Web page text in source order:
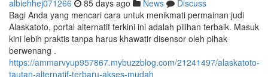
albiehhej071266 85 days ago News
Discuss
Bagi Anda yang mencari cara untuk menikmati permainan judi
Alaskatoto, portal alternatif terkini ini adalah pilihan terbaik. Masuk
kini lebih praktis tanpa harus khawatir disensor oleh pihak
berwenang .
https://ammarvyup957867.mybuzzblog.com/21241497/alaskatoto-
tautan-alternatif-terbaru-akses-mudah